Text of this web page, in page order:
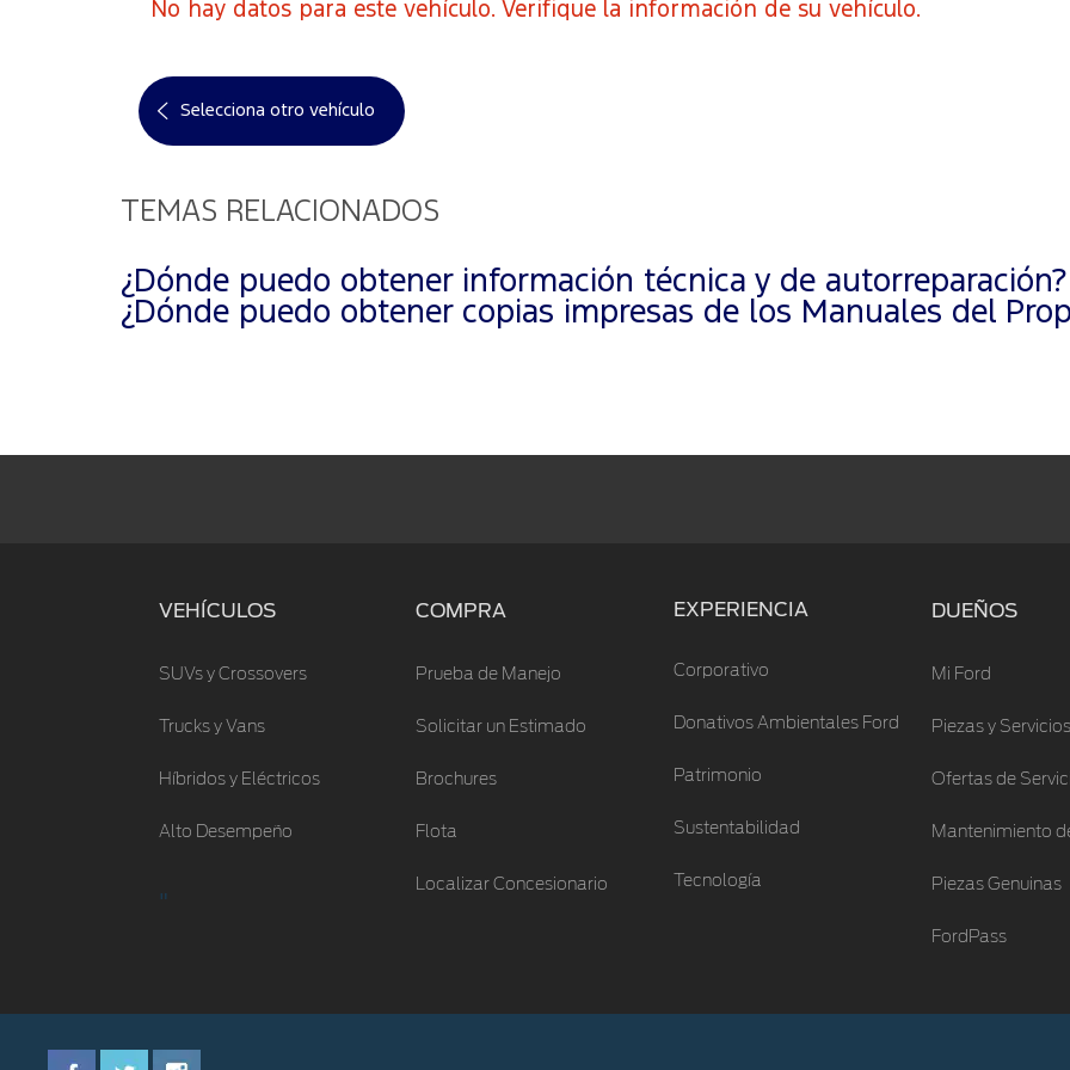
No hay datos para este vehículo. Verifique la información de su vehículo.
Selecciona otro vehículo
TEMAS RELACIONADOS
¿Dónde puedo obtener información técnica y de autorreparación?
¿Dónde puedo obtener copias impresas de los Manuales del
VEHÍCULOS
SUVs y Crossovers
Trucks y Vans
Híbridos y Eléctricos
Alto Desempeño
"
COMPRA
Prueba de Manejo
Solicitar un Estimado
Brochures
Flota
Localizar Concesionario
EXPERIENCIA
Corporativo
Donativos Ambientales Ford
Patrimonio
Sustentabilidad
Tecnología
DUEÑOS
Mi Ford
Piezas y Servicios
Ofertas de
Mantenimiento
Piezas Genuinas
FordPass